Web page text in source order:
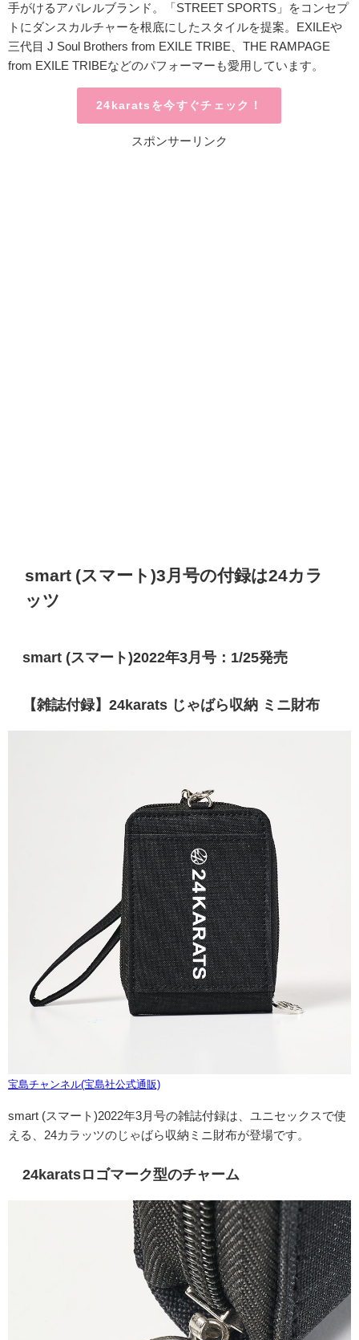
手がけるアパレルブランド。「STREET SPORTS」をコンセプ
トにダンスカルチャーを根底にしたスタイルを提案。EXILEや
三代目 J Soul Brothers from EXILE TRIBE、THE RAMPAGE
from EXILE TRIBEなどのパフォーマーも愛用しています。
24karatsを今すぐチェック！
スポンサーリンク
smart (スマート )3 月号の付録は24カラ
ッツ
smart (スマート)2022年3月号： 1/25発売
【雑誌付録】 24karats じゃばら収納 ミニ財布
宝島チャンネル(宝島社公式通販)
smart (スマート )2022年3 月号の雑誌付録は、ユニセックスで使
える、 24カラッツのじゃばら収納ミニ財布が登場です。
24karatsロゴマーク型のチャーム